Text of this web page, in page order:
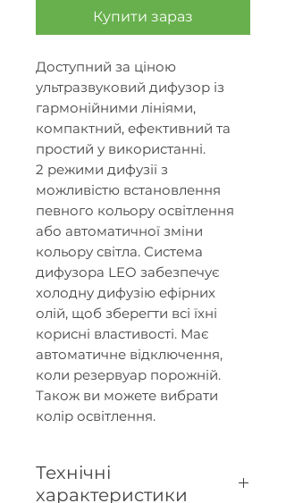
Купити зараз
Доступний за ціною
ультразвуковий дифузор із
гармонійними лініями,
компактний, ефективний та
простий у використанні.
2 режими дифузії з
можливістю встановлення
певного кольору освітлення
або автоматичної зміни
кольору світла. Система
дифузора LEO забезпечує
холодну дифузію ефірних
олій, щоб зберегти всі їхні
корисні властивості. Має
автоматичне відключення,
коли резервуар порожній.
Також ви можете вибрати
колір освітлення.
Технічні
характеристики